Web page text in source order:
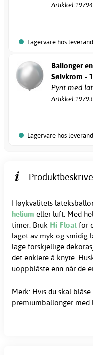
Lagervare hos
Ballonger
Sølvkrom -
Pynt med
Lagervare hos
Høykvalitets
helium eller luft. Med
timer. Bruk Hi-Float for
laget av myk og smidig
lage forskjellige
det enklere å knyte.
uoppblåste enn når de
Merk: Hvis du skal
premiumballonger med